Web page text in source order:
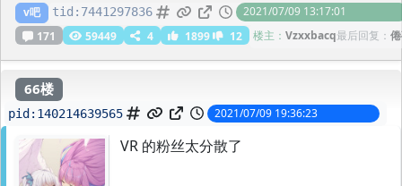
v吧 vr和asoul粉丝比例对比
tid: 7441297836
2021/07/09 13:17:01
171
59449 4 1899 12 楼主： Vzxxbacq最后回复：
66楼
pid: 140214639565 2021/07/09 19:36:23
VR 的粉丝太分散了